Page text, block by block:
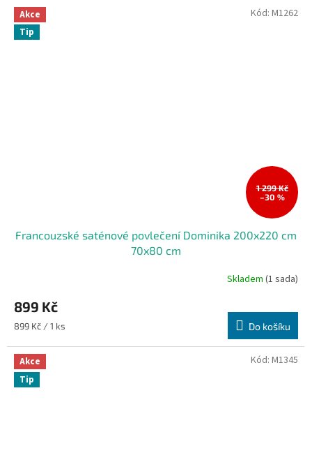
Akce
Tip
1 299 Kč
–30 %
Francouzské saténové povlečení Dominika 200x220 cm
70x80 cm
Skladem (1 sada)
899 Kč
Měrná
899 Kč / 1 ks Do košíku
Kód: M1262
Akce
Tip
Kód: M1345